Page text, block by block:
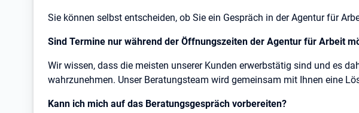
Sie können selbst entscheiden, ob Sie ein Gespräch in der Agentur für
Sind Termine nur während der Öffnungszeiten der Agentur für Arbeit
Wir wissen, dass die meisten unserer Kunden erwerbstätig sind und es
wahrzunehmen. Unser Beratungsteam wird gemeinsam mit Ihnen eine
Kann ich mich auf das Beratungsgespräch vorbereiten?